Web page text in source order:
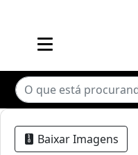
Baixar Imagens